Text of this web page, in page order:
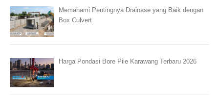
Memahami Pentingnya Drainase yang Baik dengan
Box Culvert
Harga Pondasi Bore Pile Karawang Terbaru 2026